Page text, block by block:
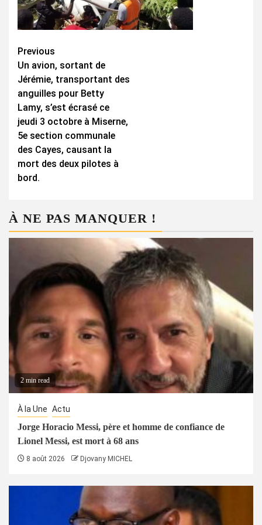
Continue
Reading
Previous
Un avion, sortant de
Jérémie, transportant des
anguilles pour Betty
Lamy, s’est écrasé ce
jeudi 3 octobre à Miserne,
5e section communale
des Cayes, causant la
mort des deux pilotes à
bord.
À NE PAS MANQUER !
2 min read
À la Une Actu
Jorge Horacio Messi, père et homme de confiance de
Lionel Messi, est mort à 68 ans
8 août 2026 Djovany MICHEL